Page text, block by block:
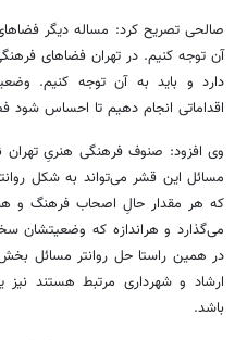
صالحی تصریح‌ کرد: مساله دیگر
آن توجه کنیم. در تهران فضاهای
دارد و باید به آن توجه کنیم.
اقداماتی انجام دهیم تا احساس
وی افزود: صنوف فرهنگی هنریِ تهران
مسائل این قشر می‌تواند به شکل
که هر مقدار حالِ اصحاب فرهنگ و
می‌گذارد و هراندازه که وضعیتشان
در همین راستا حل روانتر مسائل
ارشاد و شهرداری مرتبط هستند نیز
باشد.